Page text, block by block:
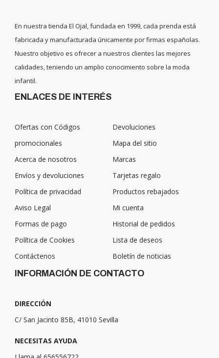
En nuestra tienda El Ojal, fundada en 1999, cada prenda está
fabricada y manufacturada únicamente por firmas españolas.
Nuestro objetivo es ofrecer a nuestros clientes las mejores
calidades, teniendo un amplio conocimiento sobre la moda
infantil.
ENLACES DE INTERÉS
Ofertas con Códigos
promocionales
Acerca de nosotros
Envíos y devoluciones
Política de privacidad
Aviso Legal
Formas de pago
Política de Cookies
Contáctenos
Devoluciones
Mapa del sitio
Marcas
Tarjetas regalo
Productos rebajados
Mi cuenta
Historial de pedidos
Lista de deseos
Boletín de noticias
INFORMACIÓN DE CONTACTO
DIRECCIÓN
C/ San Jacinto 85B, 41010 Sevilla
NECESITAS AYUDA